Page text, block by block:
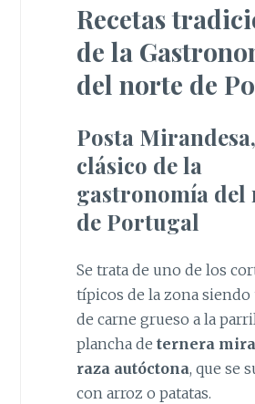
Recetas
de la
del norte de
Posta
clásico de la
gastronomía del
de Portugal
Se trata de uno de los
típicos de la zona
de carne grueso a la
plancha de ternera
raza autóctona, que se
con arroz o patatas.